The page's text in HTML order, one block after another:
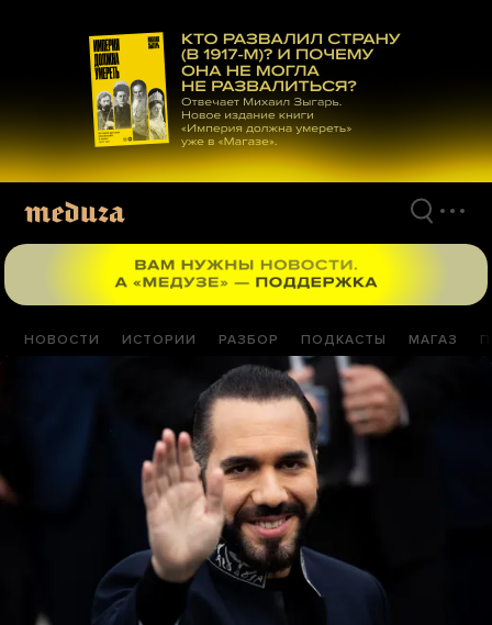
материалам
НОВОСТИ ИСТОРИИ РАЗБОР ПОДКАСТЫ МАГАЗ